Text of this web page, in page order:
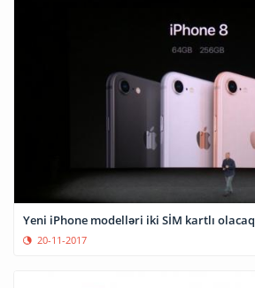
Yeni iPhone modelləri iki SİM kartlı olacaq
20-11-2017